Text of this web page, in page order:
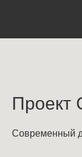
Проект
Современный